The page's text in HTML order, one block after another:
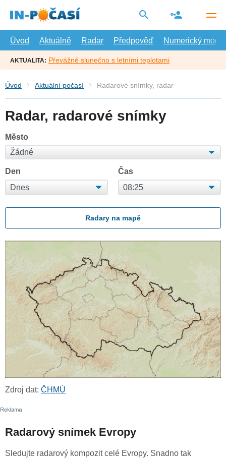
hlavní
Úvod
Aktuálně Radar Předpověď Numerický model
AKTUALITA: Převážně slunečno s letními teplotami
Úvod Aktuální počasí Radarové snímky, radar
Radar, radarové snímky
Město
Den Čas
Radary na mapě
Zdroj dat: ČHMÚ
Radarový snímek Evropy
Sledujte radarový kompozit celé Evropy. Snadno tak